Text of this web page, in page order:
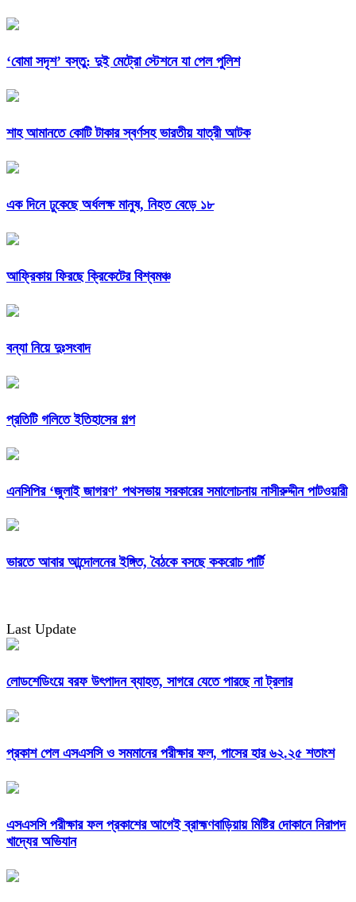
‘বোমা সদৃশ’ বস্তু: দুই মেট্রো স্টেশনে যা পেল পুলিশ
শাহ আমানতে কোটি টাকার স্বর্ণসহ ভারতীয় যাত্রী আটক
এক দিনে ঢুকেছে অর্ধলক্ষ মানুষ, নিহত বেড়ে ১৮
আফ্রিকায় ফিরছে ক্রিকেটের বিশ্বমঞ্চ
বন্যা নিয়ে দুঃসংবাদ
প্রতিটি গলিতে ইতিহাসের গল্প
এনসিপির ‘জুলাই জাগরণ’ পথসভায় সরকারের সমালোচনায় নাসীরুদ্দীন পাটওয়ারী
ভারতে আবার আন্দোলনের ইঙ্গিত, বৈঠকে বসছে ককরোচ পার্টি
Last Update
লোডশেডিংয়ে বরফ উৎপাদন ব্যাহত, সাগরে যেতে পারছে না ট্রলার
প্রকাশ পেল এসএসসি ও সমমানের পরীক্ষার ফল, পাসের হার ৬২.২৫ শতাংশ
এসএসসি পরীক্ষার ফল প্রকাশের আগেই ব্রাহ্মণবাড়িয়ায় মিষ্টির দোকানে নিরাপদ
খাদ্যের অভিযান